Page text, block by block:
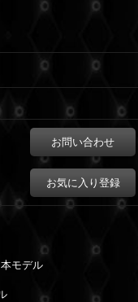
お問い合わせ
お気に入り登録
モデル